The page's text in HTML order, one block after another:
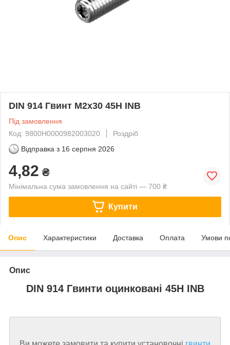
DIN 914 Гвинт М2х30 45H INB
Під замовлення
Код: 9800H0000982003020
Роздріб
Відправка з 16 серпня 2026
4,82 ₴
Мінімальна сума замовлення на сайті — 700 ₴
Купити
Опис Характеристики Доставка Оплата Умови
Опис
DIN 914 Гвинти оцинковані 45H INB